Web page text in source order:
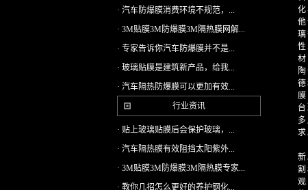
· 汽车防爆膜消费环境不规范，...
· 3M贴膜3M防爆膜3M隔热膜网解...
· 专家告诉你汽车防爆膜并不是...
· 玻璃贴膜是建筑新产品，给我...
· 汽车隔热防爆膜可以更加有效...
行业资讯
· 贴上玻璃贴膜后会保护玻璃，...
· 汽车隔热膜有效阻挡太阳紫外...
· 3M贴膜3M防爆膜3M隔热膜专家...
· 教你几招怎么更好的养护钢化...